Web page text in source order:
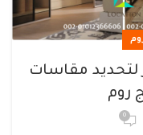
| 7 معايير لتحديد مقاسات
روم
0